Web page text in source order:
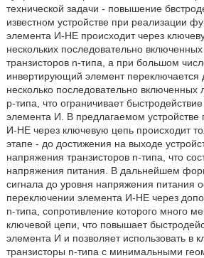
технической задачи - повышение
известном устройстве при реализации
элемента И-НЕ происходит через
нескольких последовательно включенных
транзисторов n-типа, а при большом
инвертирующий элемент переключается
несколько последовательно включенных
p-типа, что ограничивает
элемента И. В предлагаемом устройстве
И-НЕ через ключевую цепь происходит
этапе - до достижения на выходе
напряжения транзисторов n-типа, что
напряжения питания. В дальнейшем
сигнала до уровня напряжения питания
переключении элемента И-НЕ через
n-типа, сопротивление которого много
ключевой цепи, что повышает
элемента И и позволяет использовать в
транзисторы n-типа с минимальными